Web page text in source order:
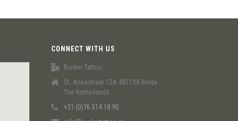
CONNECT WITH US
Bunker Tattoo
St. Annastraat 12A 4811XK Breda
The Netherlands
+31 (0)76 514 18 90